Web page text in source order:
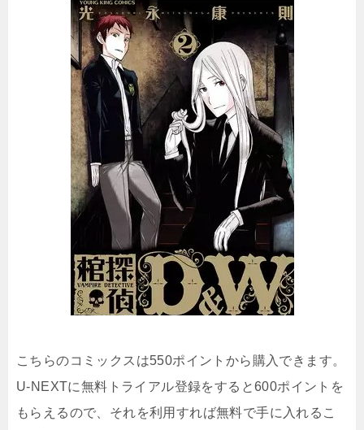
こちらのコミックスは550ポイントから購入できます。
U-NEXTに無料トライアル登録をすると600ポイントを
もらえるので、それを利用すれば無料で手に入れるこ